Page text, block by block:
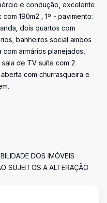
e condução, excelente
190m2 , 1º - pavimento:
dois quartos com
banheiros social ambos
armários planejados,
de TV suíte com 2
com churrasqueira e
DOS IMÓVEIS
SUJEITOS A ALTERAÇÃO